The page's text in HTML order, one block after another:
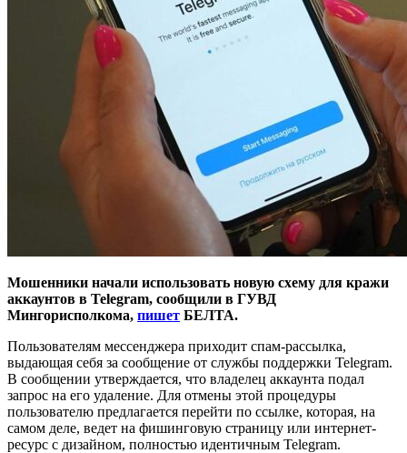
Мошенники начали использовать новую схему для кражи
аккаунтов в Telegram, сообщили в ГУВД
Мингорисполкома, пишет БЕЛТА.
Пользователям мессенджера приходит спам-рассылка,
выдающая себя за сообщение от службы поддержки Telegram.
В сообщении утверждается, что владелец аккаунта подал
запрос на его удаление. Для отмены этой процедуры
пользователю предлагается перейти по ссылке, которая, на
самом деле, ведет на фишинговую страницу или интернет-
ресурс с дизайном, полностью идентичным Telegram.